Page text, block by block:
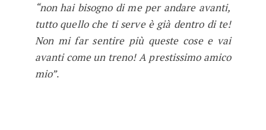
“non hai bisogno di me per andare avanti,
tutto quello che ti serve è già dentro di te!
Non mi far sentire più queste cose e vai
avanti come un treno! A prestissimo amico
mio”.